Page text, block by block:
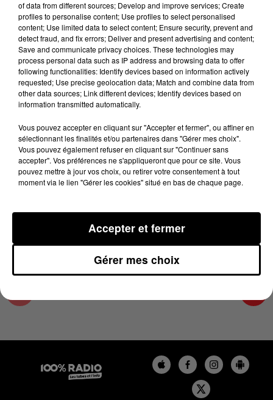
Lecture (4 min 32 sec)
100%
100% Radio les infos de l'Hérault
7 janvier 2025 - 4 min 32 sec
LES INFOS DE L'HÉRAULT DU 07/01/2025 À
17H00
Podcasts infos de l'Hérault
of data from different sources; Develop and improve services; Create
profiles to personalise content; Use profiles to select personalised
content; Use limited data to select content; Ensure security, prevent and
detect fraud, and fix errors; Deliver and present advertising and content;
Save and communicate privacy choices. These technologies may
process personal data such as IP address and browsing data to offer
following functionalities: Identify devices based on information actively
requested; Use precise geolocation data; Match and combine data from
other data sources; Link different devices; Identify devices based on
information transmitted automatically.
Vous pouvez accepter en cliquant sur "Accepter et fermer", ou affiner en
sélectionnant les finalités et/ou partenaires dans "Gérer mes choix".
Vous pouvez également refuser en cliquant sur "Continuer sans
accepter". Vos préférences ne s'appliqueront que pour ce site. Vous
pouvez mettre à jour vos choix, ou retirer votre consentement à tout
moment via le lien "Gérer les cookies" situé en bas de chaque page.
Gérer mes choix
Accepter et fermer